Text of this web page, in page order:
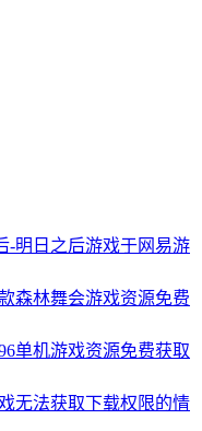
-明日之后游戏于网易游
森林舞会游戏资源免费
单机游戏资源免费获取
无法获取下载权限的情